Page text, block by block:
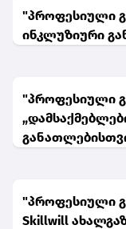
"პროფესიული
ინკლუზიური
"პროფესიული
"პროფესიული
Skillwill